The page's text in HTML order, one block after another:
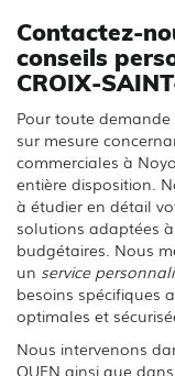
Contactez-
conseils
CROIX-
Pour toute
sur mesure
commerciales à
entière disposition.
à étudier en détail
solutions adaptées
budgétaires. Nous
un service
besoins spécifiques
optimales et
Nous intervenons
OUEN ainsi que